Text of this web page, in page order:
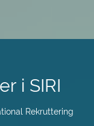
i SIRI
Rekruttering